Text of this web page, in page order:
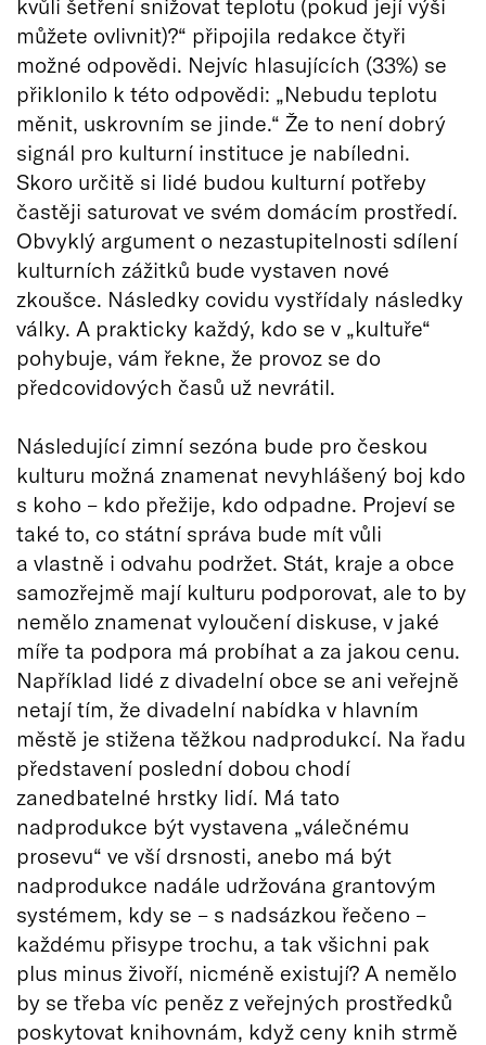
kvůli šetření snižovat teplotu (pokud její výši
můžete ovlivnit)?“ připojila redakce čtyři
možné odpovědi. Nejvíc hlasujících (33%) se
přiklonilo k této odpovědi: „Nebudu teplotu
měnit, uskrovním se jinde.“ Že to není dobrý
signál pro kulturní instituce je nabíledni.
Skoro určitě si lidé budou kulturní potřeby
častěji saturovat ve svém domácím prostředí.
Obvyklý argument o nezastupitelnosti sdílení
kulturních zážitků bude vystaven nové
zkoušce. Následky covidu vystřídaly následky
války. A prakticky každý, kdo se v „kultuře“
pohybuje, vám řekne, že provoz se do
předcovidových časů už nevrátil.
Následující zimní sezóna bude pro českou
kulturu možná znamenat nevyhlášený boj kdo
s koho – kdo přežije, kdo odpadne. Projeví se
také to, co státní správa bude mít vůli
a vlastně i odvahu podržet. Stát, kraje a obce
samozřejmě mají kulturu podporovat, ale to by
nemělo znamenat vyloučení diskuse, v jaké
míře ta podpora má probíhat a za jakou cenu.
Například lidé z divadelní obce se ani veřejně
netají tím, že divadelní nabídka v hlavním
městě je stižena těžkou nadprodukcí. Na řadu
představení poslední dobou chodí
zanedbatelné hrstky lidí. Má tato
nadprodukce být vystavena „válečnému
prosevu“ ve vší drsnosti, anebo má být
nadprodukce nadále udržována grantovým
systémem, kdy se – s nadsázkou řečeno –
každému přisype trochu, a tak všichni pak
plus minus živoří, nicméně existují? A nemělo
by se třeba víc peněz z veřejných prostředků
poskytovat knihovnám, když ceny knih strmě